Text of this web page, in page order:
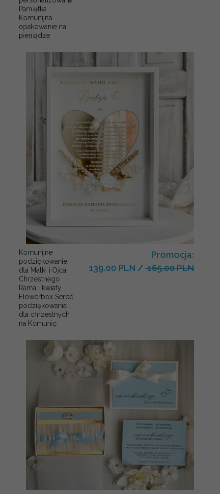
Pamiątka
Komunijna
opakowanie na
pieniądze
Komunijne
podziękowanie
dla Matki i Ojca
Chrzestnego
Rama i kwiaty ,
Flowerbox Serce
podziękowania
dla chrzestnych
na Komunię
Promocja:
139.00 PLN / 165.00 PLN